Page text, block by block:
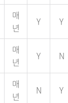
매
년
Y Y
매
년
Y N
매
년
N Y